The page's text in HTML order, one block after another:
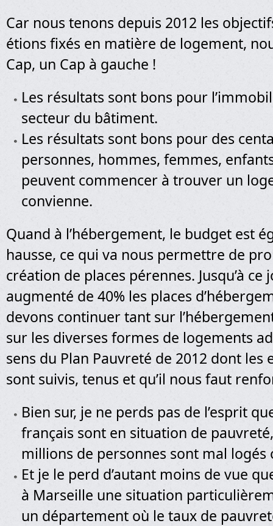
Car nous tenons depuis 2012 les
étions fixés en matière de logement,
Cap, un Cap à gauche !
Les résultats sont bons pour
secteur du bâtiment.
Les résultats sont bons pour des
personnes, hommes, femmes,
peuvent commencer à trouver un
convienne.
Quand à l’hébergement, le budget est
hausse, ce qui va nous permettre de
création de places pérennes. Jusqu’à ce
augmenté de 40% les places
devons continuer tant sur
sur les diverses formes de logements
sens du Plan Pauvreté de 2012 dont les
sont suivis, tenus et qu’il nous faut
Bien sur, je ne perds pas de l’esprit
français sont en situation de
millions de personnes sont mal logés
Et je le perd d’autant moins de vue
à Marseille une situation
un département où le taux de